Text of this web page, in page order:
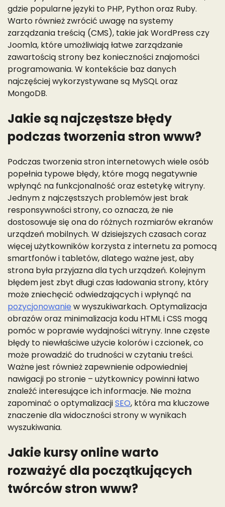
gdzie popularne języki to PHP, Python oraz Ruby.
Warto również zwrócić uwagę na systemy
zarządzania treścią (CMS), takie jak WordPress czy
Joomla, które umożliwiają łatwe zarządzanie
zawartością strony bez konieczności znajomości
programowania. W kontekście baz danych
najczęściej wykorzystywane są MySQL oraz
MongoDB.
Jakie są najczęstsze błędy
podczas tworzenia stron www?
Podczas tworzenia stron internetowych wiele osób
popełnia typowe błędy, które mogą negatywnie
wpłynąć na funkcjonalność oraz estetykę witryny.
Jednym z najczęstszych problemów jest brak
responsywności strony, co oznacza, że nie
dostosowuje się ona do różnych rozmiarów ekranów
urządzeń mobilnych. W dzisiejszych czasach coraz
więcej użytkowników korzysta z internetu za pomocą
smartfonów i tabletów, dlatego ważne jest, aby
strona była przyjazna dla tych urządzeń. Kolejnym
błędem jest zbyt długi czas ładowania strony, który
może zniechęcić odwiedzających i wpłynąć na
pozycjonowanie w wyszukiwarkach. Optymalizacja
obrazów oraz minimalizacja kodu HTML i CSS mogą
pomóc w poprawie wydajności witryny. Inne częste
błędy to niewłaściwe użycie kolorów i czcionek, co
może prowadzić do trudności w czytaniu treści.
Ważne jest również zapewnienie odpowiedniej
nawigacji po stronie – użytkownicy powinni łatwo
znaleźć interesujące ich informacje. Nie można
zapominać o optymalizacjiSEO, która ma kluczowe
znaczenie dla widoczności strony w wynikach
wyszukiwania.
Jakie kursy online warto
rozważyć dla początkujących
twórców stron www?